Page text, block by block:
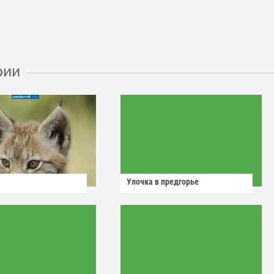
Улочка в предгорье